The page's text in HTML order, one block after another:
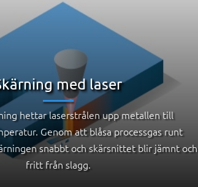
med laser
hettar laserstrålen upp metallen till
Genom att blåsa processgas runt
snabbt och skärsnittet blir jämnt och
fritt från slagg.